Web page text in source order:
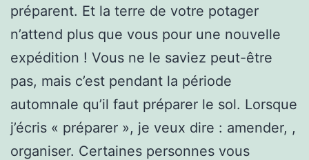
préparent. Et la terre de votre potager
n’attend plus que vous pour une nouvelle
expédition ! Vous ne le saviez peut-être
pas, mais c’est pendant la période
automnale qu’il faut préparer le sol. Lorsque
j’écris « préparer », je veux dire : amender, ,
organiser. Certaines personnes vous